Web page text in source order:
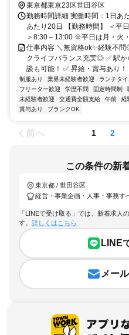
東京都東京23区世田谷区
勤務時間詳細 実働時間：1日あ
あたり20日 【勤務時間】 ＜平
＞8:30～13:00 ※平日は月・火・
仕事内容 ＼無資格ok✨経験不
クライフバランス充実◎ ✅ 駅
談も可能！ ✅ 昇給・賞与
制服あり 業界未経験者歓迎 ランチタイ
フリーター歓迎
学歴不問 固定時間制
未経験者歓迎
交通費全額支給 午前 経
賞与あり
ブランクOK
前へ 1 2
この条件の新
東京都 / 世田谷区
経営・事業企画・人事・事務す
「LINEで受け取る」では、新着求人
す。 詳しくはこちら
LINE
メー